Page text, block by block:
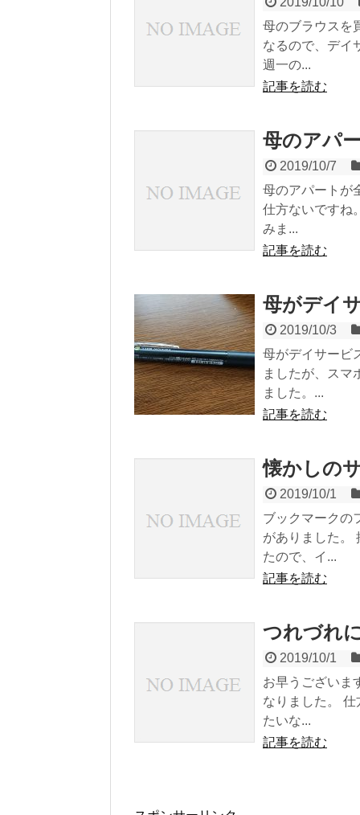
母のブラウスを
なるので、デイ
週一の...
記事を読む
母のアパ
2019/10/7
母のアパートが
仕方ないですね
みま...
記事を読む
母がデイ
2019/10/3
母がデイサービ
ましたが、スマ
ました。...
記事を読む
懐かしの
2019/10/1
ブックマークの
がありました。
たので、イ...
記事を読む
つれづれ
2019/10/1
お早うございま
なりました。
たいな...
記事を読む